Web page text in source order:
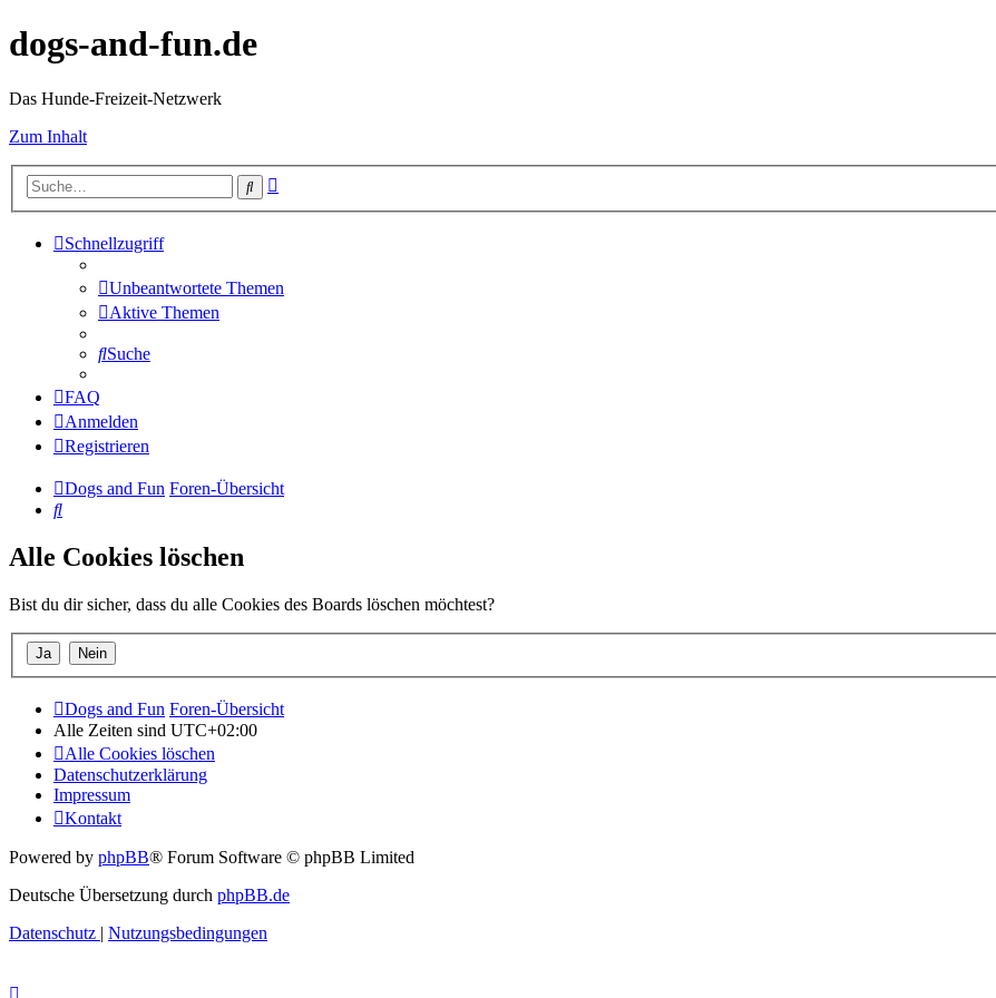
dogs-and-fun.de
Das Hunde-Freizeit-Netzwerk
Zum Inhalt
Suche
Schnellzugriff
Unbeantwortete Themen
Aktive Themen
Suche
FAQ
Anmelden
Registrieren
Dogs and Fun Foren-Übersicht
Suche
Alle Cookies löschen
Bist du dir sicher, dass du alle Cookies des Boards löschen möchtest?
Dogs and Fun Foren-Übersicht
Alle Zeiten sind UTC+02:00
Alle Cookies löschen
Datenschutzerklärung
Impressum
Kontakt
Powered by phpBB® Forum Software © phpBB Limited
Deutsche Übersetzung durch phpBB.de
Datenschutz | Nutzungsbedingungen